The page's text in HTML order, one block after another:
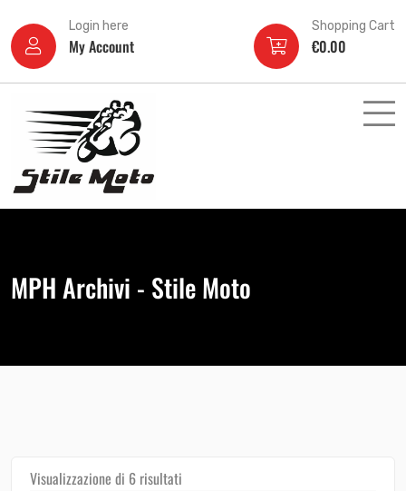
Login here
My Account
Shopping Cart
€0.00
MPH Archivi - Stile Moto
Visualizzazione di 6 risultati